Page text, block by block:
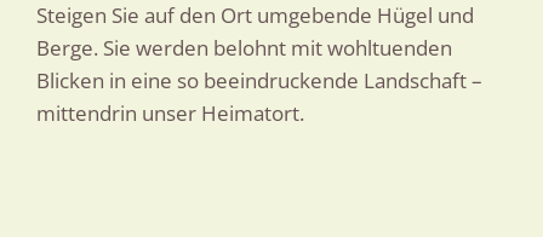
Steigen Sie auf den Ort umgebende Hügel und
Berge. Sie werden belohnt mit wohltuenden
Blicken in eine so beeindruckende Landschaft –
mittendrin unser Heimatort.